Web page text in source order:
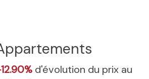
d'évolution du prix au